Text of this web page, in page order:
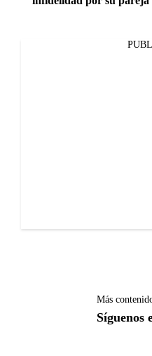
Más
Síguenos